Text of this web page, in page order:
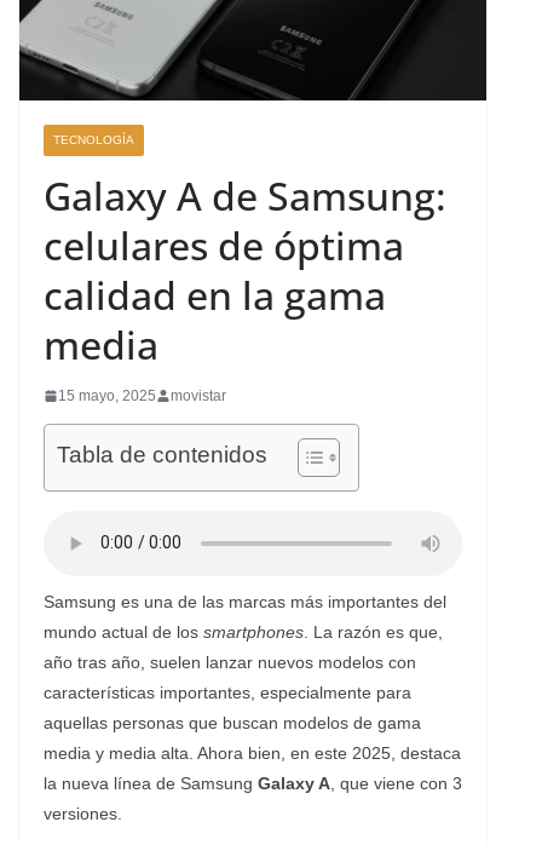
TECNOLOGÍA
Galaxy A de Samsung:
celulares de óptima
calidad en la gama
media
15 mayo, 2025 movistar
Tabla de contenidos
Samsung es una de las marcas más importantes del
mundo actual de los smartphones . La razón es que,
año tras año, suelen lanzar nuevos modelos con
características importantes, especialmente para
aquellas personas que buscan modelos de gama
media y media alta. Ahora bien, en este 2025, destaca
la nueva línea de Samsung Galaxy A , que viene con 3
versiones.